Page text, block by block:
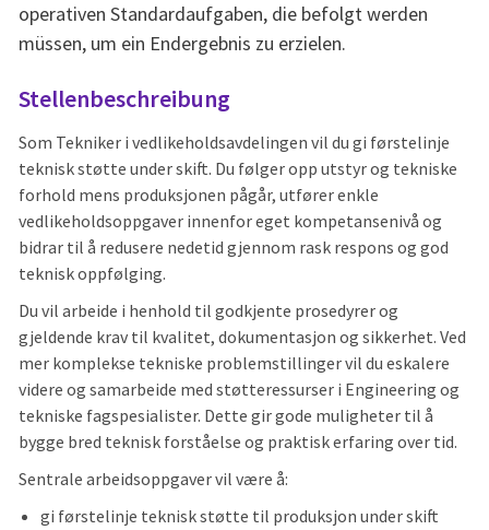
operativen Standardaufgaben, die befolgt werden
müssen, um ein Endergebnis zu erzielen.
Stellenbeschreibung
Som Tekniker i vedlikeholdsavdelingen vil du gi førstelinje
teknisk støtte under skift. Du følger opp utstyr og tekniske
forhold mens produksjonen pågår, utfører enkle
vedlikeholdsoppgaver innenfor eget kompetansenivå og
bidrar til å redusere nedetid gjennom rask respons og god
teknisk oppfølging.
Du vil arbeide i henhold til godkjente prosedyrer og
gjeldende krav til kvalitet, dokumentasjon og sikkerhet. Ved
mer komplekse tekniske problemstillinger vil du eskalere
videre og samarbeide med støtteressurser i Engineering og
tekniske fagspesialister. Dette gir gode muligheter til å
bygge bred teknisk forståelse og praktisk erfaring over tid.
Sentrale arbeidsoppgaver vil være å:
gi førstelinje teknisk støtte til produksjon under skift